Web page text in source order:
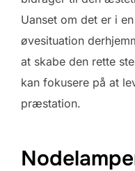
Uanset om det er i
øvesituation
at skabe den rette
kan fokusere på at
præstation.